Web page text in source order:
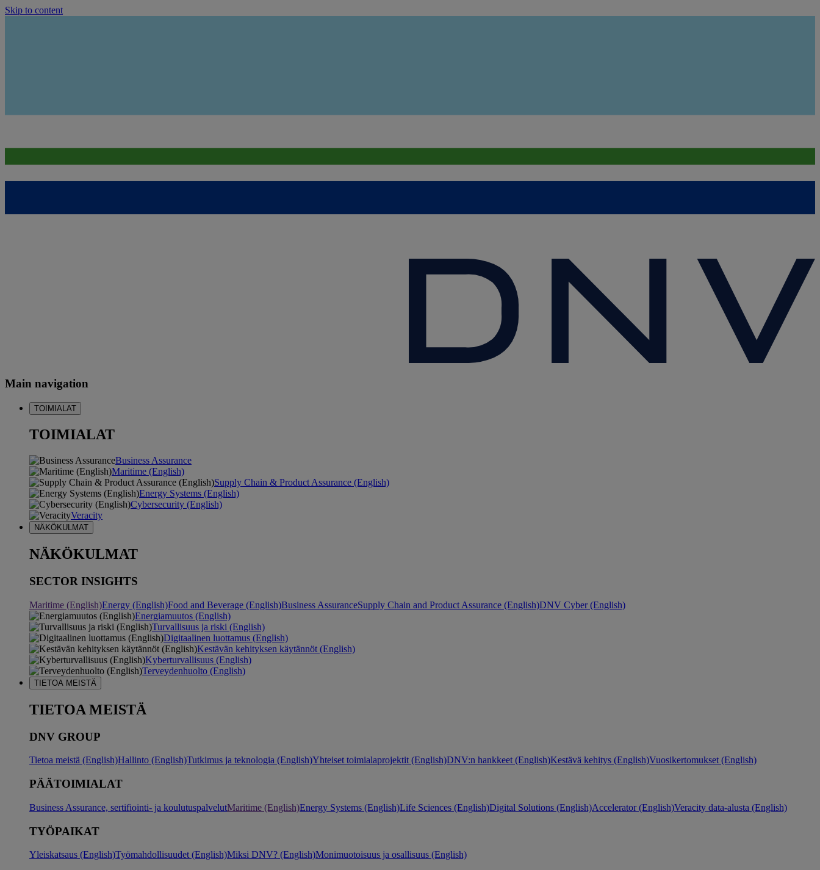
Skip to content
Main navigation
TOIMIALAT
TOIMIALAT
Business Assurance
Maritime (English)
Supply Chain & Product Assurance (English)
Energy Systems (English)
Cybersecurity (English)
Veracity
NÄKÖKULMAT
NÄKÖKULMAT
SECTOR INSIGHTS
Maritime (English)Energy (English)Food and Beverage (English)Business AssuranceSupply Chain and Product Assurance (English)DNV Cyber (English)
Energiamuutos (English)
Turvallisuus ja riski (English)
Digitaalinen luottamus (English)
Kestävän kehityksen käytännöt (English)
Kyberturvallisuus (English)
Terveydenhuolto (English)
TIETOA MEISTÄ
TIETOA MEISTÄ
DNV GROUP
Tietoa meistä (English)Hallinto (English)Tutkimus ja teknologia (English)Yhteiset toimialaprojektit (English)DNV:n hankkeet (English)Kestävä kehitys (English)Vuosikertomukset (English)
PÄÄTOIMIALAT
Business Assurance, sertifiointi- ja koulutuspalvelutMaritime (English)Energy Systems (English)Life Sciences (English)Digital Solutions (English)Accelerator (English)Veracity data-alusta (English)
TYÖPAIKAT
Yleiskatsaus (English)Työmahdollisuudet (English)Miksi DNV? (English)Monimuotoisuus ja osallisuus (English)